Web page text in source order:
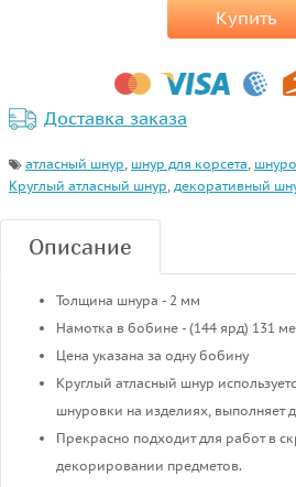
Купить
Доставка заказа
атласный шнур, шнур для корсета,
Круглый атласный шнур, декоративный
Описание
Толщина шнура - 2 мм
Намотка в бобине - (144 ярд) 131
Цена указана за одну бобину
Круглый атласный шнур
шнуровки на изделиях, выполняет
Прекрасно подходит для работ в
декорировании предметов.